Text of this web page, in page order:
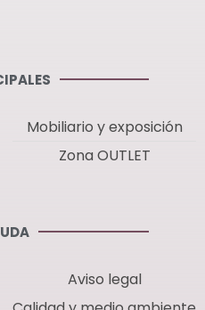
Mobiliario y exposición
Zona OUTLET
Aviso legal